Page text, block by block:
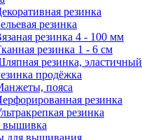
резинка
резинка
резинка 4 - 100 мм
резинка 1 - 6 см
резинка,
продёжка
пояса
резинка
резинка
вышивка
для вышивания